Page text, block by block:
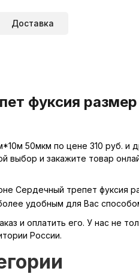
Доставка
фуксия
50мкм по цене 310 руб. и
выбор и закажите товар
Сердечный трепет
удобным для Вас
и оплатить его. У нас не
России.